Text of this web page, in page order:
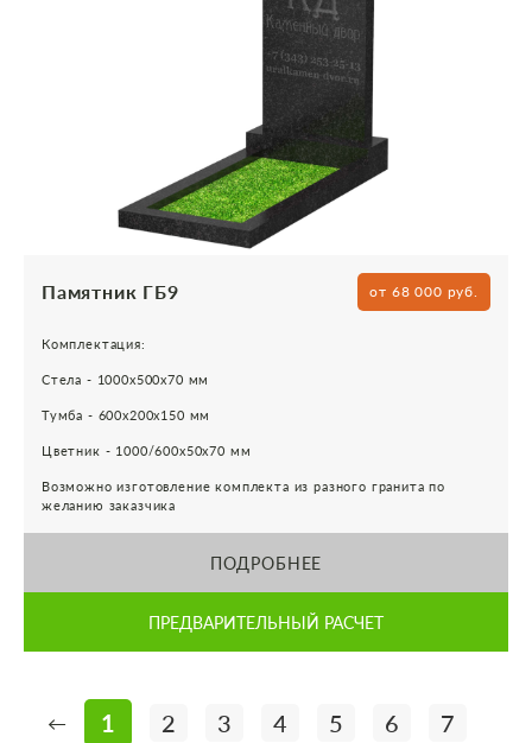
Памятник ГБ9 от 68 000 руб.
Комплектация:
Стела - 1000х500х70 мм
Тумба - 600х200х150 мм
Цветник - 1000/600х50х70 мм
Возможно изготовление комплекта из разного гранита по
желанию заказчика
ПОДРОБНЕЕ
ПРЕДВАРИТЕЛЬНЫЙ РАСЧЕТ
← 1 2 3 4 5 6
7